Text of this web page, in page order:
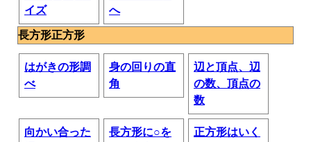
イズ
へ
長方形正方形
はがきの形調
べ
身の回りの直
角
辺と頂点、辺
の数、頂点の
数
向かい合った
長方形に○を
正方形はいく